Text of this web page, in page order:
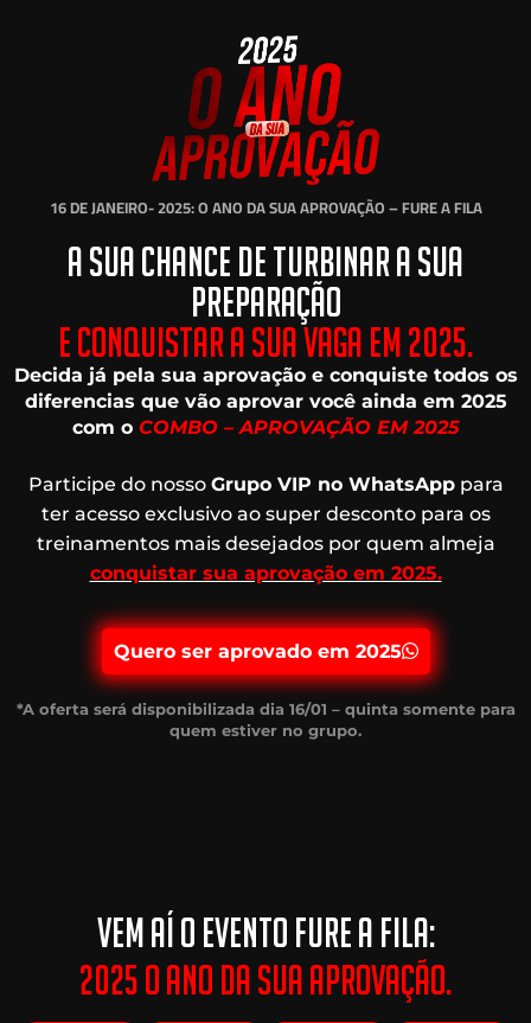
16 DE JANEIRO- 2025: O ANO DA SUA APROVAÇÃO – FURE A FILA
A SUA CHANCE DE TURBINAR A SUA
PREPARAÇÃO
E CONQUISTAR A SUA VAGA EM 2025.
Decida já pela sua aprovação e conquiste todos os
diferencias que vão aprovar você ainda em 2025
com o COMBO – APROVAÇÃO EM 2025
Participe do nosso Grupo VIP no WhatsApppara
ter acesso exclusivo ao super desconto para os
treinamentos mais desejados por quem almeja
conquistar sua aprovação em 2025.
Quero ser aprovado em 2025
*A oferta será disponibilizada dia 16/01 – quinta somente para
quem estiver no grupo.
Vem Aí O EVENTO FURE A FILA:
2025 O Ano Da Sua Aprovação.